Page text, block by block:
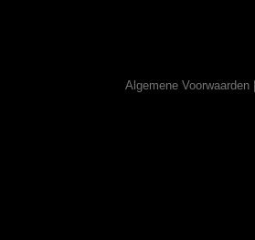
Algemene Voorwaarden